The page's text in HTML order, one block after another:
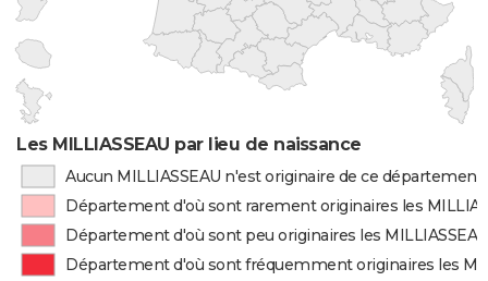
Les MILLIASSEAU par lieu de naissance
Aucun MILLIASSEAU n'est originaire de ce département
Département d'où sont rarement originaires les
Département d'où sont peu originaires les MILLIASSEAU
Département d'où sont fréquemment originaires les